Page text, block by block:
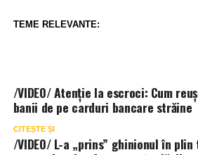
TEME RELEVANTE:
/VIDEO/ Atenție la escroci: Cum
banii de pe carduri bancare străine
CITEȘTE ȘI
/VIDEO/ L-a „prins” ghinionul în